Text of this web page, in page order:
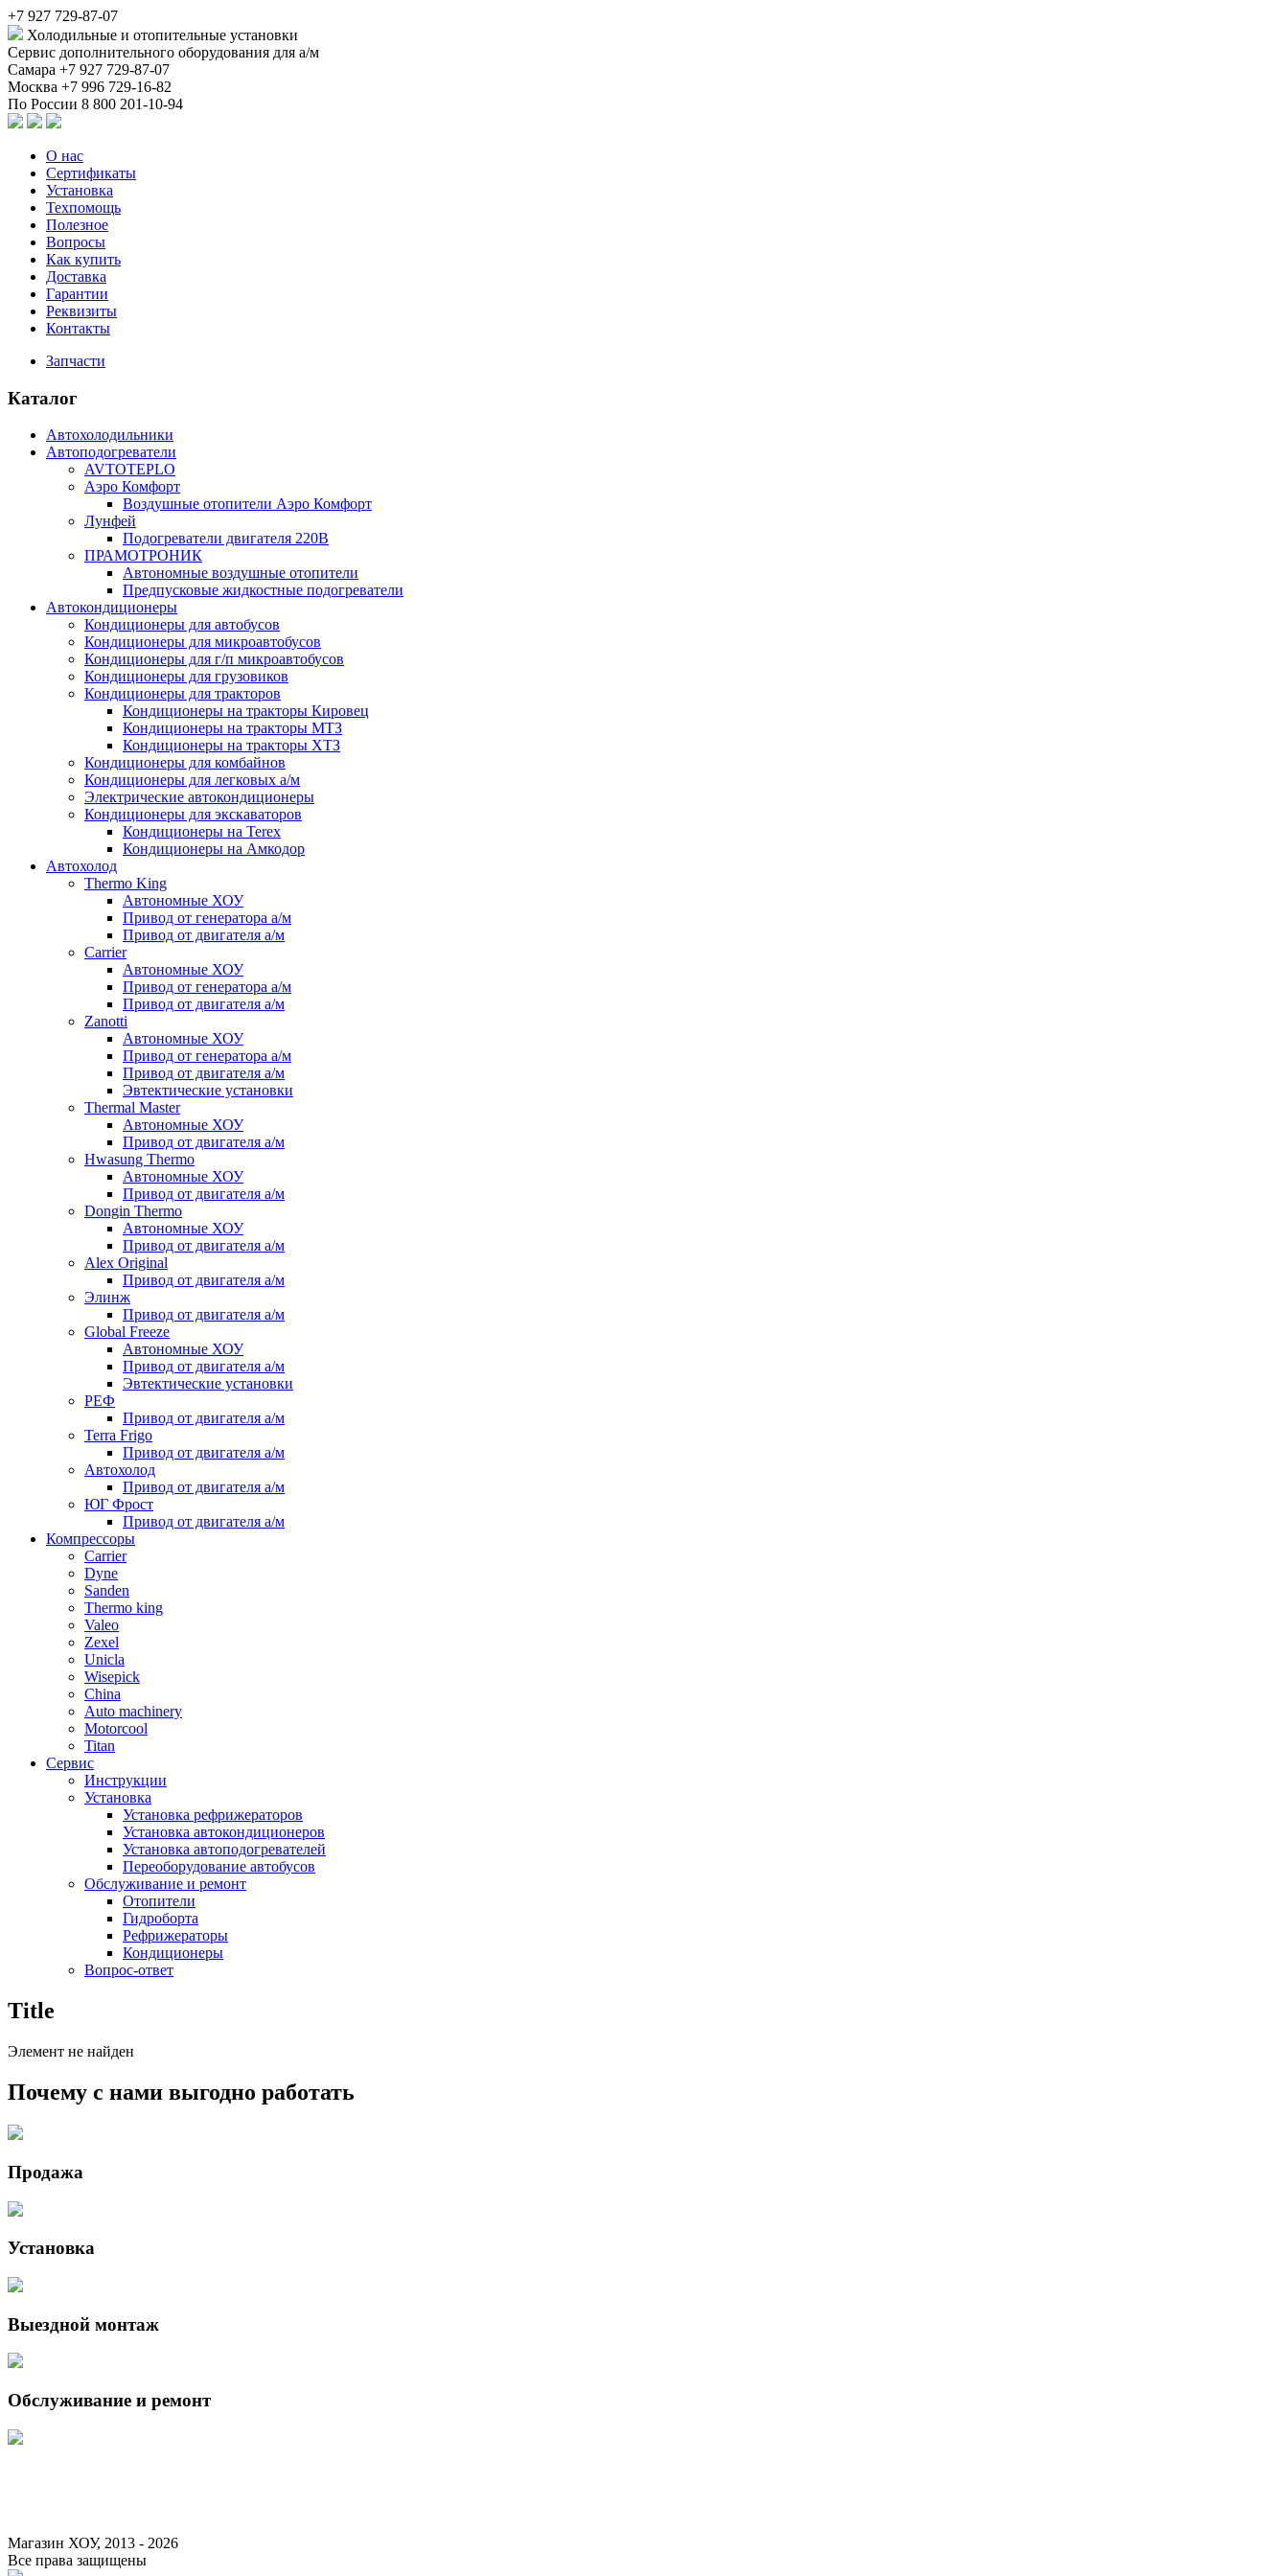
+7 927 729-87-07
Холодильные и отопительные установки
Сервис дополнительного оборудования для а/м
Самара +7 927 729-87-07
Москва +7 996 729-16-82
По России 8 800 201-10-94
О нас
Сертификаты
Установка
Техпомощь
Полезное
Вопросы
Как купить
Доставка
Гарантии
Реквизиты
Контакты
Запчасти
Каталог
Автохолодильники
Автоподогреватели
AVTOTEPLO
Аэро Комфорт
Воздушные отопители Аэро Комфорт
Лунфей
Подогреватели двигателя 220В
ПРАМОТРОНИК
Автономные воздушные отопители
Предпусковые жидкостные подогреватели
Автокондиционеры
Кондиционеры для автобусов
Кондиционеры для микроавтобусов
Кондиционеры для г/п микроавтобусов
Кондиционеры для грузовиков
Кондиционеры для тракторов
Кондиционеры на тракторы Кировец
Кондиционеры на тракторы МТЗ
Кондиционеры на тракторы ХТЗ
Кондиционеры для комбайнов
Кондиционеры для легковых а/м
Электрические автокондиционеры
Кондиционеры для экскаваторов
Кондиционеры на Terex
Кондиционеры на Амкодор
Автохолод
Thermo King
Автономные ХОУ
Привод от генератора а/м
Привод от двигателя а/м
Carrier
Автономные ХОУ
Привод от генератора а/м
Привод от двигателя а/м
Zanotti
Автономные ХОУ
Привод от генератора а/м
Привод от двигателя а/м
Эвтектические установки
Thermal Master
Автономные ХОУ
Привод от двигателя а/м
Hwasung Thermo
Автономные ХОУ
Привод от двигателя а/м
Dongin Thermo
Автономные ХОУ
Привод от двигателя а/м
Alex Original
Привод от двигателя а/м
Элинж
Привод от двигателя а/м
Global Freeze
Автономные ХОУ
Привод от двигателя а/м
Эвтектические установки
РЕФ
Привод от двигателя а/м
Terra Frigo
Привод от двигателя а/м
Автохолод
Привод от двигателя а/м
ЮГ Фрост
Привод от двигателя а/м
Компрессоры
Carrier
Dyne
Sanden
Thermo king
Valeo
Zexel
Unicla
Wisepick
China
Auto machinery
Motorcool
Titan
Сервис
Инструкции
Установка
Установка рефрижераторов
Установка автокондиционеров
Установка автоподогревателей
Переоборудование автобусов
Обслуживание и ремонт
Отопители
Гидроборта
Рефрижераторы
Кондиционеры
Вопрос-ответ
Title
Элемент не найден
Почему с нами выгодно работать
Продажа
Установка
Выездной монтаж
Обслуживание и ремонт
Магазин ХОУ, 2013 - 2026
Все права защищены